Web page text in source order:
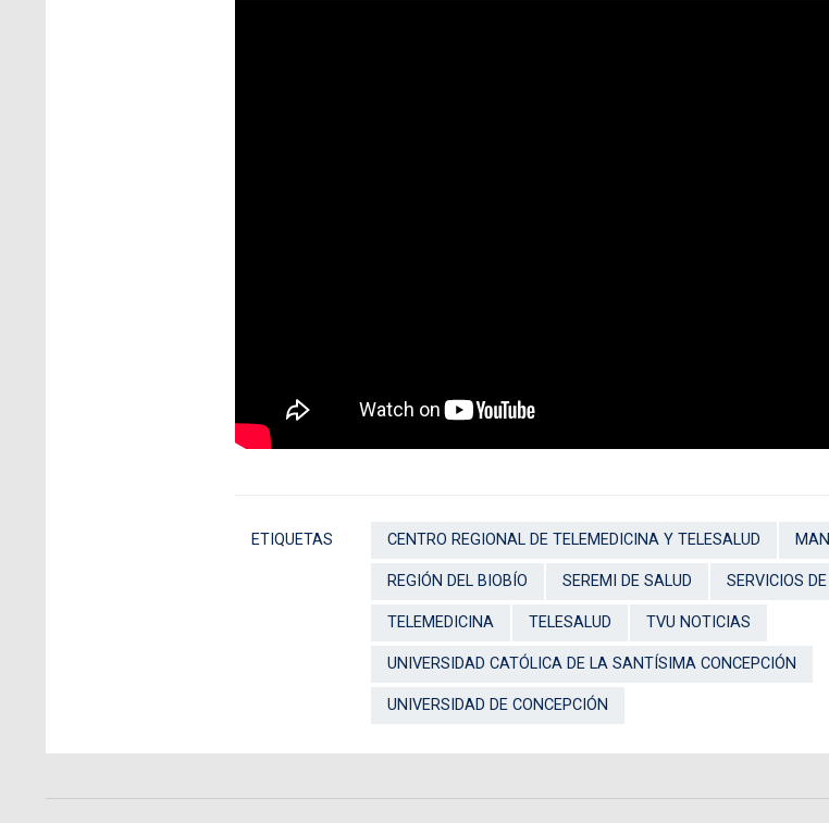
ETIQUETAS CENTRO REGIONAL DE TELEMEDICINA Y TELESALUD
REGIÓN DEL BIOBÍO SEREMI DE SALUD SERVICIOS
TELEMEDICINA TELESALUD TVU NOTICIAS
UNIVERSIDAD CATÓLICA DE LA SANTÍSIMA CONCEPCIÓN
UNIVERSIDAD DE CONCEPCIÓN